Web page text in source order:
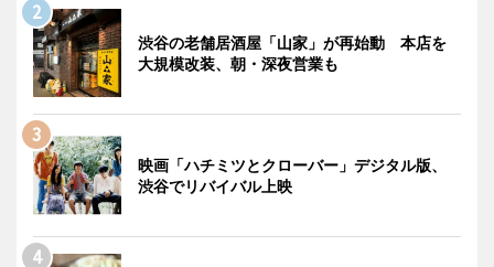
渋谷の老舗居酒屋「山家」が再始動 本店を
大規模改装、朝・深夜営業も
映画「ハチミツとクローバー」デジタル版、
渋谷でリバイバル上映